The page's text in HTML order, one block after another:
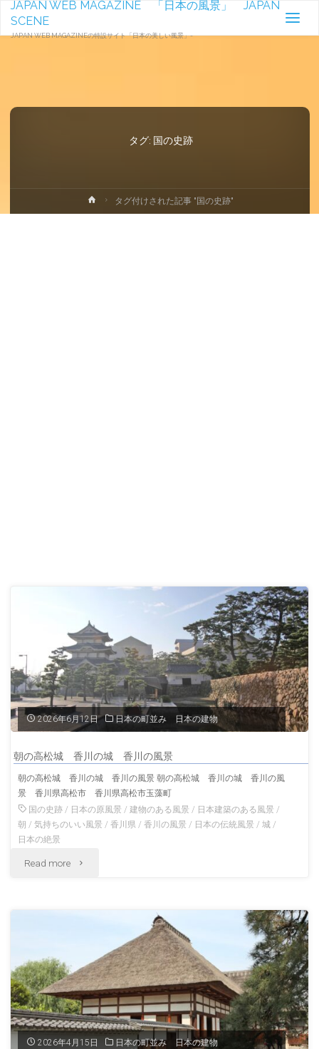
JAPAN WEB MAGAZINE 「日本の風景」 JAPAN
SCENE
JAPAN WEB MAGAZINEの特設サイト「日本の美しい風景」-
タグ: 国の史跡
ホ
ー
タグ付けされた記事 "国の史跡"
2026年6月12日 日本の町並み 日本の建物
朝の高松城 香川の城 香川の風景
朝の高松城 香川の城 香川の風景 朝の高松城 香川の城 香川の風
景 香川県高松市 香川県高松市玉藻町
国の史跡 / 日本の原風景 /建物のある風景 / 日本建築のある風景 /
朝 /気持ちのいい風景 /香川県 /香川の風景 / 日本の伝統風景 /城 /
日本の絶景
Read more "朝
城
香
川
2026年4月15日 日本の町並み 日本の建物